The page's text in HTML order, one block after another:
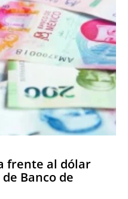
frente al dólar
Banco de